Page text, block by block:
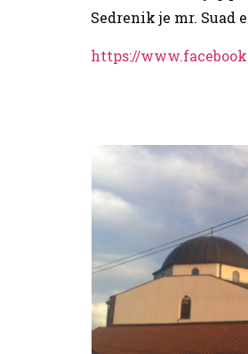
Sedrenik je mr. Suad
https://